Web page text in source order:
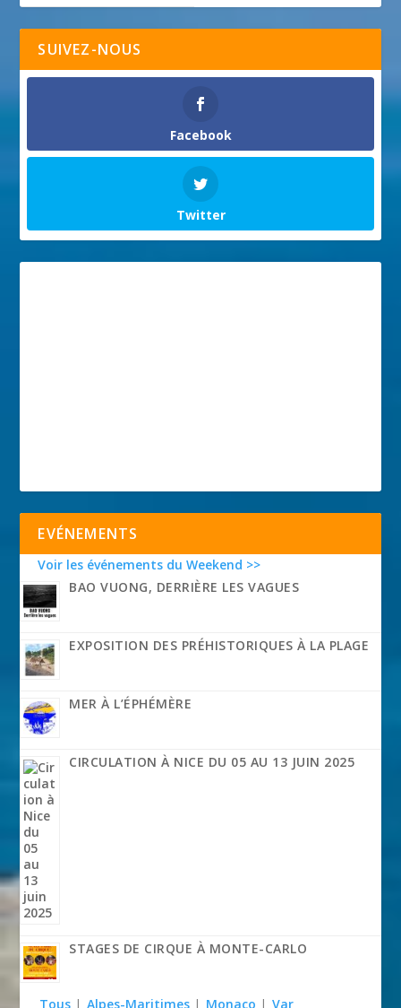
SUIVEZ-NOUS
Facebook
Twitter
EVÉNEMENTS
Voir les événements du Weekend >>
BAO VUONG, DERRIÈRE LES VAGUES
EXPOSITION DES PRÉHISTORIQUES À LA PLAGE
MER À L’ÉPHÉMÈRE
CIRCULATION À NICE DU 05 AU 13 JUIN 2025
STAGES DE CIRQUE À MONTE-CARLO
Tous | Alpes-Maritimes | Monaco | Var